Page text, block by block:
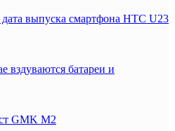
выпуска смартфона HTC U23
вздуваются батареи и
GMK M2